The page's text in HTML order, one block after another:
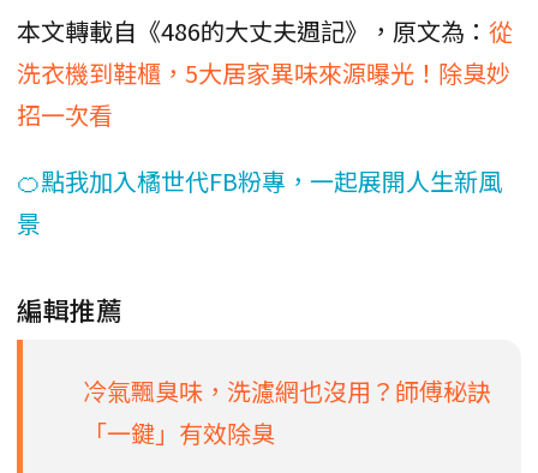
本文轉載自《486的大丈夫週記》，原文為： 從
洗衣機到鞋櫃，5大居家異味來源曝光！除臭妙
招一次看
🍊點我加入橘世代FB粉專，一起展開人生新風
景
編輯推薦
冷氣飄臭味，洗濾網也沒用？師傅秘訣
「一鍵」有效除臭